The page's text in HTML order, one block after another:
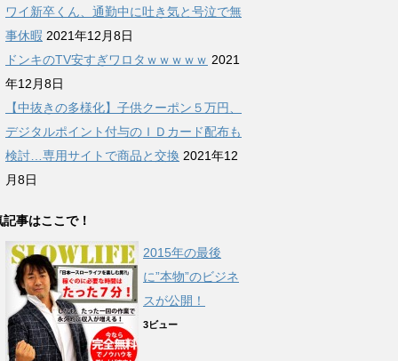
ワイ新卒くん、通勤中に吐き気と号泣で無
事休暇 2021年12月8日
ドンキのTV安すぎワロタｗｗｗｗｗ 2021
年12月8日
【中抜きの多様化】子供クーポン５万円、
デジタルポイント付与のＩＤカード配布も
検討…専用サイトで商品と交換 2021年12
月8日
記事はここで！
2015年の最後
に”本物”のビジネ
スが公開！
3ビュー